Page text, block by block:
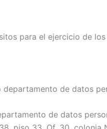
para el ejercicio de
de datos
de datos